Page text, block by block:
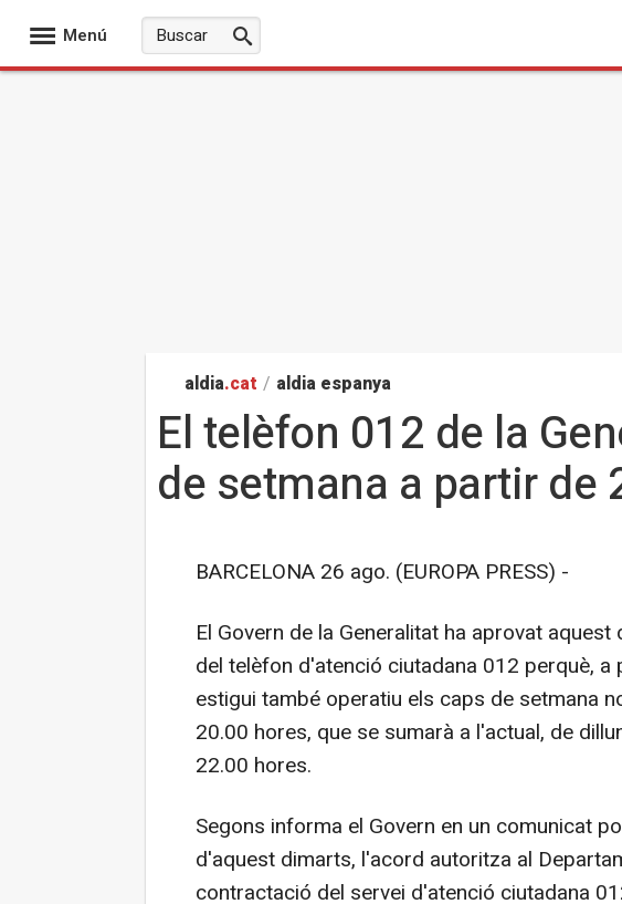
Menú
aldia.cat / aldia espanya
El telèfon 012 de la
de setmana a partir de
BARCELONA 26 ago. (EUROPA PRESS) -
El Govern de la Generalitat ha aprovat
del telèfon d'atenció ciutadana 012 perquè,
estigui també operatiu els caps de setmana
20.00 hores, que se sumarà a l'actual, de
22.00 hores.
Segons informa el Govern en un comunicat
d'aquest dimarts, l'acord autoritza al
contractació del servei d'atenció ciutadana